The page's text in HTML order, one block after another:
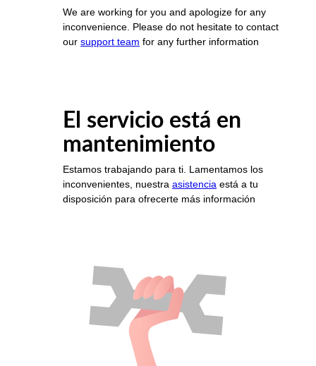
We are working for you and apologize for any
inconvenience. Please do not hesitate to contact
our support team for any further information
El servicio está en
mantenimiento
Estamos trabajando para ti. Lamentamos los
inconvenientes, nuestra asistencia está a tu
disposición para ofrecerte más información